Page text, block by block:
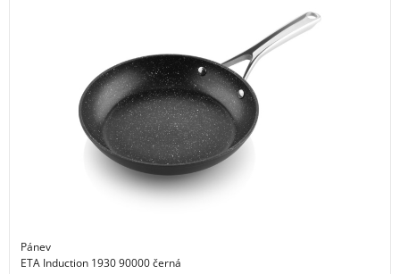
Pánev
ETA Induction 1930 90000 černá